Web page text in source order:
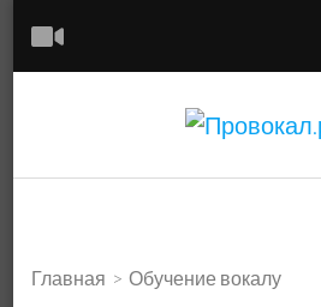
Главная > Обучение вокалу